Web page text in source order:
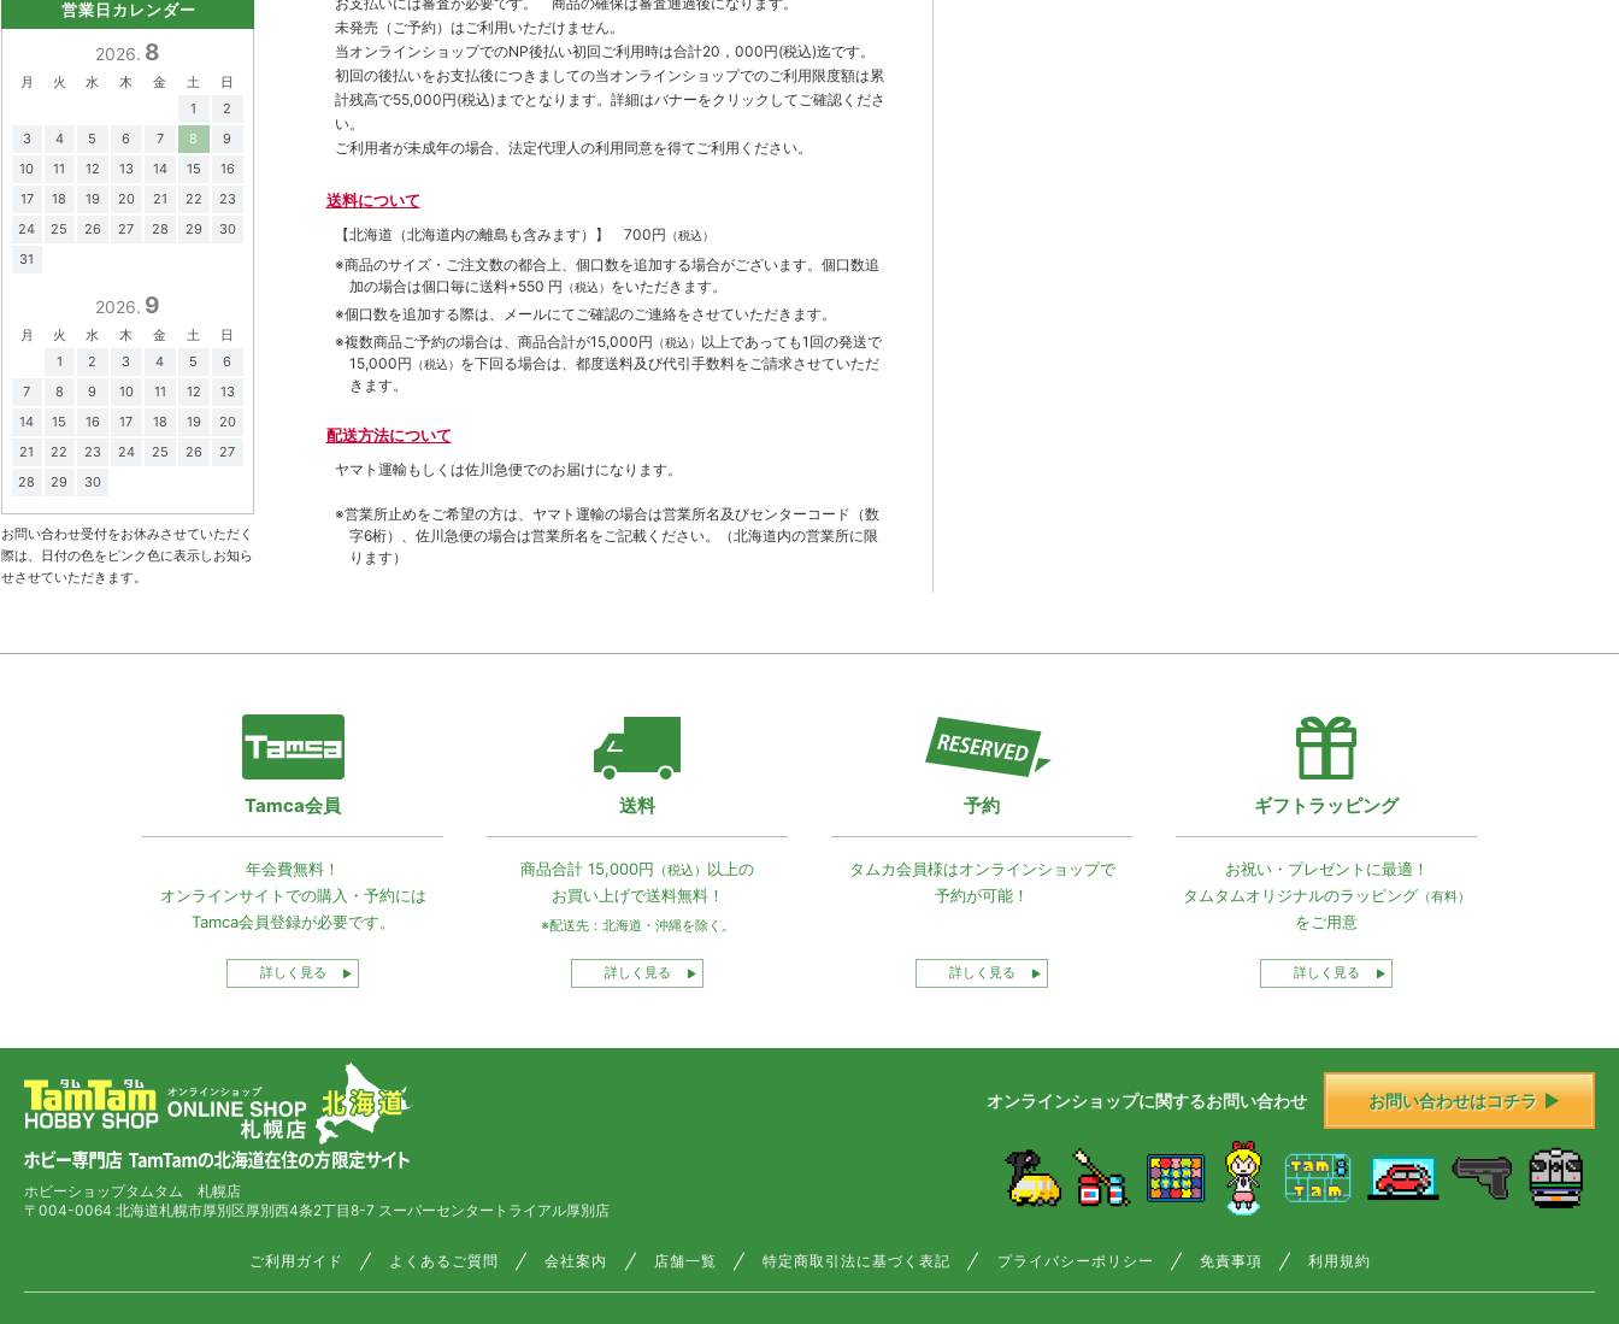
未発売（ご予約）はご利用いただけません。
当オンラインショップでのNP後払い初回ご利用時は合計20，000円(税込)迄です。
初回の後払いをお支払後につきましての当オンラインショップでのご利用限度額は累
計残高で55,000円(税込)までとなります。詳細はバナーをクリックしてご確認くださ
い。
ご利用者が未成年の場合、法定代理人の利用同意を得てご利用ください。
送料について
【北海道（北海道内の離島も含みます）】 700円 （税込）
※商品のサイズ・ご注文数の都合上、個口数を追加する場合がございます。個口数追
加の場合は個口毎に送料+550 円 （税込） をいただきます。
※個口数を追加する際は、メールにてご確認のご連絡をさせていただきます。
※複数商品ご予約の場合は、商品合計が15,000円 （税込） 以上であっても1回の発送で
15,000円 （税込） を下回る場合は、都度送料及び代引手数料をご請求させていただ
きます。
配送方法について
ヤマト運輸もしくは佐川急便でのお届けになります。
※営業所止めをご希望の方は、ヤマト運輸の場合は営業所名及びセンターコード（数
字6桁）、佐川急便の場合は営業所名をご記載ください。（北海道内の営業所に限
ります）
営業日カレンダー
2026. 8
月 火 水 木 金 土
日
1
2
3
4 5 6 7 8
9
10
11 12 13 14 15
16
17
18 19 20 21 22
23
24
25 26 27 28 29
30
31
2026. 9
月 火 水 木 金 土
日
1
2 3 4 5
6
7
8 9 10 11 12
13
14
15 16 17 18 19
20
21
22 23 24 25 26
27
28
29 30
お問い合わせ受付をお休みさせていただく
際は、日付の色をピンク色に表示しお知ら
せさせていただきます。
Tamca会員
年会費無料！
オンラインサイトでの購入・予約には
Tamca会員登録が必要です。
詳しく見る
送料
商品合計 15,000円 （税込） 以上の
お買い上げで送料無料！
※配送先：北海道・沖縄を除く。
詳しく見る
予約
タムカ会員様はオンラインショップで
予約が可能！
詳しく見る
ギフトラッピング
お祝い・プレゼントに最適！
タムタムオリジナルのラッピング（有料）
をご用意
詳しく見る
ホビーショップタムタム 札幌店
〒004-0064 北海道札幌市厚別区厚別西4条2丁目8-7 スーパーセンタートライアル厚別店
オンラインショップに関するお問い合わせ お問い合わせはコチラ
ご利用ガイド よくあるご質問 会社案内 店舗一覧 特定商取引法に基づく表記 プライバシーポリシー 免責事項 利用規約